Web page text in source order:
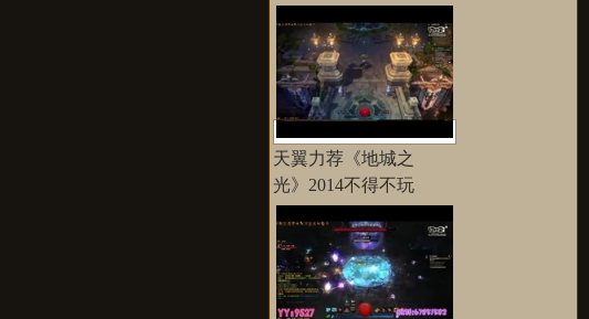
天翼力荐《地城之
光》2014不得不玩